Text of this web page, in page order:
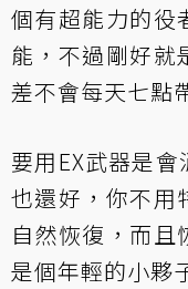
個有超能力的役
能，不過剛好就
差不會每天七點
要用EX武器是
也還好，你不用
自然恢復，而且
是個年輕的小夥